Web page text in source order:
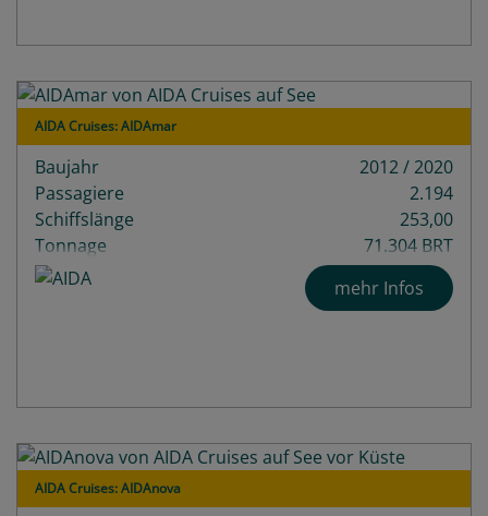
AIDA Cruises: AIDAmar
Baujahr
2012 / 2020
Passagiere
2.194
Schiffslänge
253,00
Tonnage
71.304 BRT
Decks
14
mehr Infos
AIDA Cruises: AIDAnova